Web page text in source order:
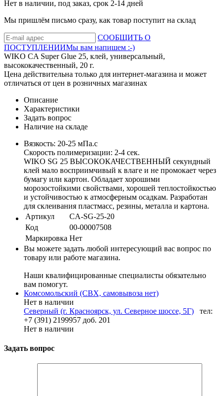
Нет в наличии, под заказ, срок 2-14 дней
Мы пришлём письмо сразу, как товар поступит на склад
СООБЩИТЬ О
ПОСТУПЛЕНИИМы вам напишем :-)
WIKO CA Super Glue 25, клей, универсальный,
высококачественный, 20 г.
Цена действительна только для интернет-магазина и может
отличаться от цен в розничных магазинах
Описание
Характеристики
Задать вопрос
Наличие на складе
Вязкость: 20-25 мПа.с
Скорость полимеризации: 2-4 сек.
WIKO SG 25 ВЫСОКОКАЧЕСТВЕННЫЙ секундный
клей мало восприимчивый к влаге и не промокает через
бумагу или картон. Обладает хорошими
морозостойкими свойствами, хорошей теплостойкостью
и устойчивостью к атмосферным осадкам. Разработан
для склеивания пластмасс, резины, металла и картона.
Артикул
CA-SG-25-20
Код
00-00007508
Маркировка Нет
Вы можете задать любой интересующий вас вопрос по
товару или работе магазина.
Наши квалифицированные специалисты обязательно
вам помогут.
Комсомольский (СВХ, самовывоза нет)
Нет в наличии
Северный (г. Красноярск, ул. Северное шоссе, 5Г)
тел:
+7 (391) 2199957 доб. 201
Нет в наличии
Задать вопрос